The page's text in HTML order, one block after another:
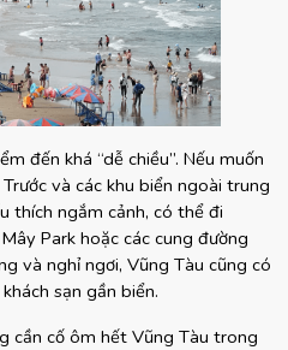
đến khá “dễ chiều”. Nếu muốn
và các khu biển ngoài trung
thích ngắm cảnh, có thể đi
Park hoặc các cung đường
và nghỉ ngơi, Vũng Tàu cũng có
sạn gần biển.
cần cố ôm hết Vũng Tàu trong